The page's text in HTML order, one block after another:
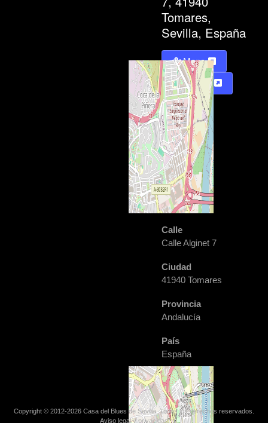
Tomares,
Sevilla, España
Mapa
Directions
+−
Calle
Calle Alginet 7
Ciudad
41940 Tomares
Provincia
Andalucía
País
España
Copyright © 2012-2026 Casa del Blues de Sevilla. Todos los derechos reservados.
Aviso legal y privacidad